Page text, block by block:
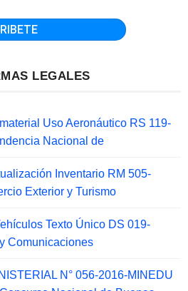
LEGALES
Uso Aeronáutico RS 119-
Nacional de
Inventario RM 505-
Exterior y Turismo
Texto Único DS 019-
Comunicaciones
N° 056-2016-MINEDU